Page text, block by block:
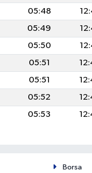
05:48
05:49
05:50
05:51
05:51
05:52
05:53
Borsa